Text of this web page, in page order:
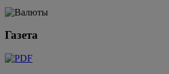
Газета